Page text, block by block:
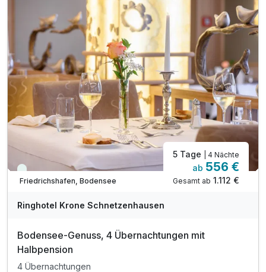
Spa-Gutschein im Wert von 35 Euro pro Person
Ausgezeichneter Wellnessbereich mit
Indoor-Pool mit Ruhe-Wintergarten
Saunalandschaft (textilfrei) mit Ruhe-Insel
verschiedenen Saunen, Erlebnisdusche, Zirbenstube
Saunalandschaft (mit Textil) mit Kräuter-Sauna
Dampfbad, Salzgrotte, Ruhe-Raum
Freibad mit Liegewiese (Mai-Sept.)
WAR
202
Viele Termine frei
Friedrichshafen, Bodensee
5 Tage | 4 Nächte
ab 556 €
Gesamt ab 1.112 €
Ringhotel Krone Schnetzenhausen
Bodensee-Genuss, 4 Übernachtungen mit
Halbpension
4 Übernachtungen